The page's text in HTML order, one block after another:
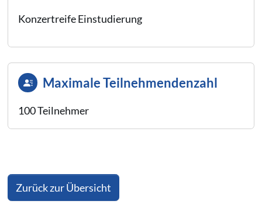
Konzertreife Einstudierung
Maximale Teilnehmendenzahl
100 Teilnehmer
Zurück zur Übersicht